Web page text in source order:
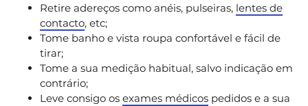
Retire adereços como anéis, pulseiras, lentes de
contacto, etc;
Tome banho e vista roupa confortável e fácil de
tirar;
Tome a sua medição habitual, salvo indicação em
contrário;
Leve consigo os exames médicos pedidos e a sua